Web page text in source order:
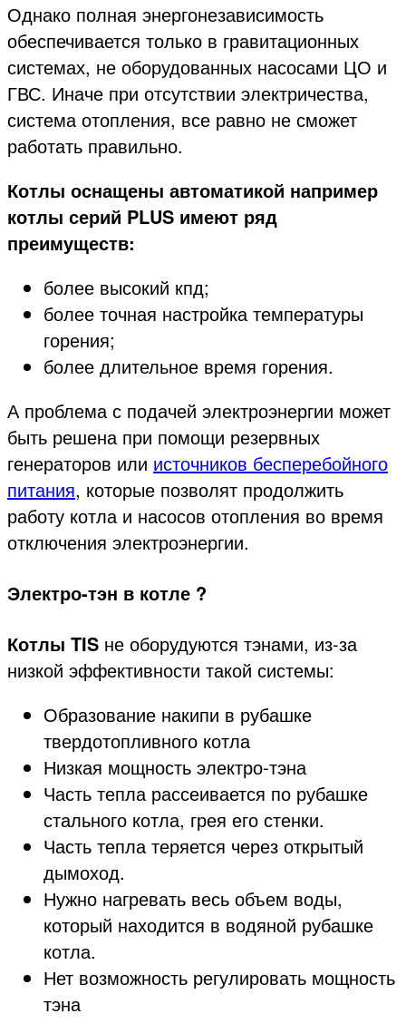
Однако полная энергонезависимость
обеспечивается только в гравитационных
системах, не оборудованных насосами ЦО и
ГВС. Иначе при отсутствии электричества,
система отопления, все равно не сможет
работать правильно.
Котлы оснащены автоматикой например
котлы серий PLUS имеют ряд
преимуществ:
более высокий кпд;
более точная настройка температуры
горения;
более длительное время горения.
А проблема с подачей электроэнергии может
быть решена при помощи резервных
генераторов или источников бесперебойного
питания, которые позволят продолжить
работу котла и насосов отопления во время
отключения электроэнергии.
Электро-тэн в котле ?
Котлы TIS не оборудуются тэнами, из-за
низкой эффективности такой системы:
Образование накипи в рубашке
твердотопливного котла
Низкая мощность электро-тэна
Часть тепла рассеивается по рубашке
стального котла, грея его стенки.
Часть тепла теряется через открытый
дымоход.
Нужно нагревать весь объем воды,
который находится в водяной рубашке
котла.
Нет возможность регулировать мощность
тэна